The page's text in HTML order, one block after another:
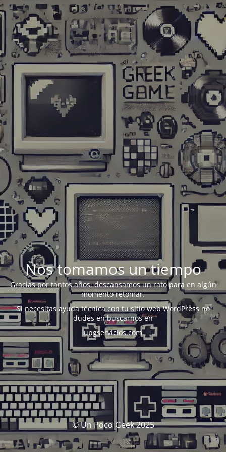
Nos tomamos un tiempo
Gracias por tantos años, descansamos un rato para en algún
momento retomar.
Si necesitas ayuda técnica con tu sitio web WordPress no
dudes en buscarnos en
upgservicios.com
© Un Poco Geek 2025